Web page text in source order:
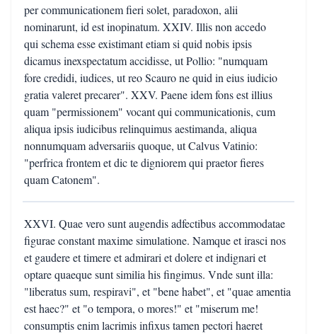
per communicationem fieri solet, paradoxon, alii
nominarunt, id est inopinatum. XXIV. Illis non accedo
qui schema esse existimant etiam si quid nobis ipsis
dicamus inexspectatum accidisse, ut Pollio: "numquam
fore credidi, iudices, ut reo Scauro ne quid in eius iudicio
gratia valeret precarer". XXV. Paene idem fons est illius
quam "permissionem" vocant qui communicationis, cum
aliqua ipsis iudicibus relinquimus aestimanda, aliqua
nonnumquam adversariis quoque, ut Calvus Vatinio:
"perfrica frontem et dic te digniorem qui praetor fieres
quam Catonem".
XXVI. Quae vero sunt augendis adfectibus accommodatae
figurae constant maxime simulatione. Namque et irasci nos
et gaudere et timere et admirari et dolere et indignari et
optare quaeque sunt similia his fingimus. Vnde sunt illa:
"liberatus sum, respiravi", et "bene habet", et "quae amentia
est haec?" et "o tempora, o mores!" et "miserum me!
consumptis enim lacrimis infixus tamen pectori haeret